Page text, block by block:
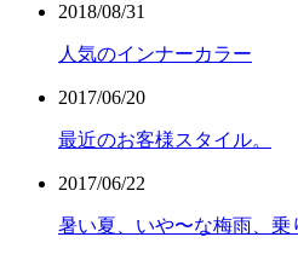
2018/08/31
人気のインナーカラー
2017/06/20
最近のお客様スタイル。
2017/06/22
暑い夏、いや〜な梅雨、乗